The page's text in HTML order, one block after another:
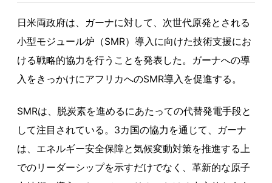
日米両政府は、ガーナに対して、次世代原発とされる
小型モジュール炉（SMR）導入に向けた技術支援にお
ける戦略的協力を行うことを発表した。ガーナへの導
入をきっかけにアフリカへのSMR導入を促進する。
SMRは、脱炭素を進めるにあたっての代替発電手段と
して注目されている。3カ国の協力を通じて、ガーナ
は、エネルギー安全保障と気候変動対策を推進する上
でのリーダーシップを示すだけでなく、革新的な原子